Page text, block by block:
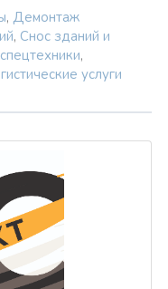
, Демонтаж
, Снос зданий и
,
услуги